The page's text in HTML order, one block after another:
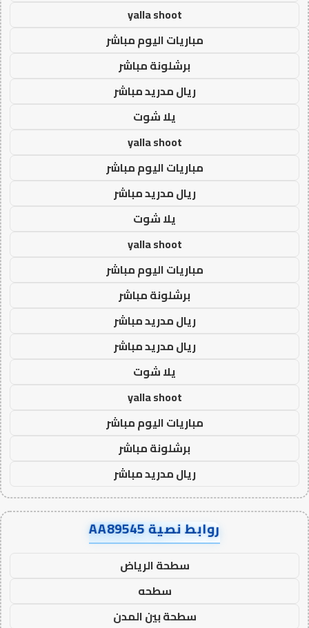
yalla shoot
مباريات اليوم مباشر
برشلونة مباشر
ريال مدريد مباشر
يلا شوت
yalla shoot
مباريات اليوم مباشر
ريال مدريد مباشر
يلا شوت
yalla shoot
مباريات اليوم مباشر
برشلونة مباشر
ريال مدريد مباشر
ريال مدريد مباشر
يلا شوت
yalla shoot
مباريات اليوم مباشر
برشلونة مباشر
ريال مدريد مباشر
روابط نصية AA89545
سطحة الرياض
سطحه
سطحة بين المدن